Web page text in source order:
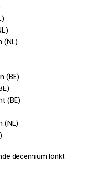
(NL)
(BE)
(BE)
(NL)
decennium lonkt.